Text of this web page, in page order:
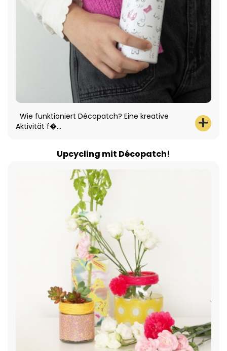
Wie funktioniert Décopatch? Eine kreative
Aktivität f�...
Upcycling mit Décopatch!